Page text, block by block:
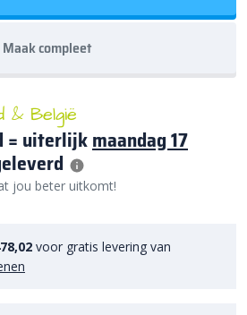
Maak compleet
& België
= uiterlijkmaandag 17
jou beter uitkomt!
voor gratis levering van